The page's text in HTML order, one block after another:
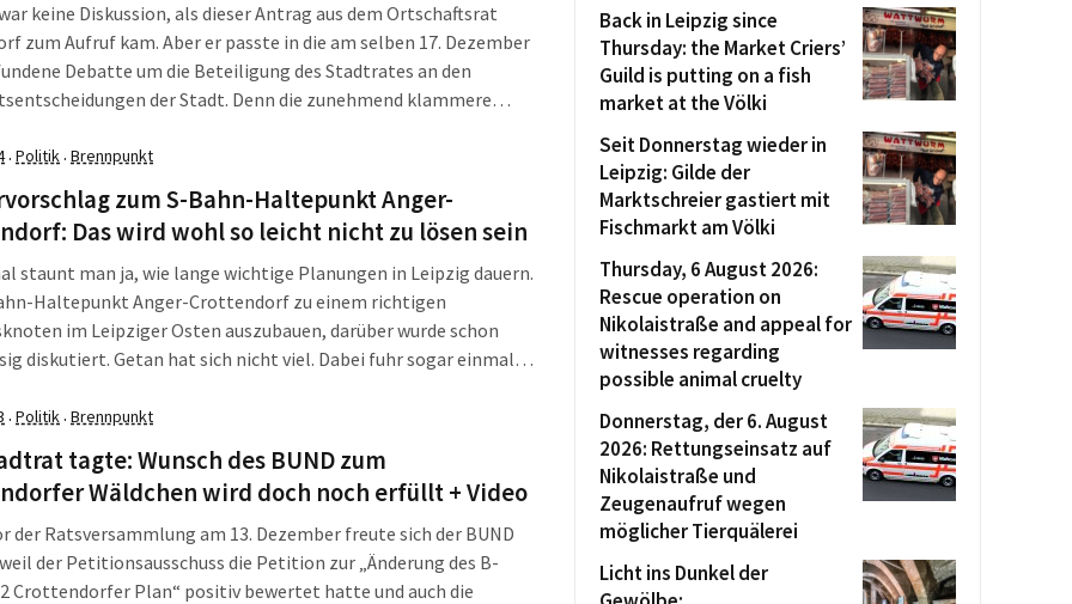
keine Diskussion, als dieser Antrag aus dem Ortschaftsrat
zum Aufruf kam. Aber er passte in die am selben 17. Dezember
Debatte um die Beteiligung des Stadtrates an den
der Stadt. Denn die zunehmend klammere
werden, auf deren […]
· Politik· Brennpunkt
zum S-Bahn-Haltepunkt Anger-
Das wird wohl so leicht nicht zu lösen sein
staunt man ja, wie lange wichtige Planungen in Leipzig dauern.
Haltepunkt Anger-Crottendorf zu einem richtigen
im Leipziger Osten auszubauen, darüber wurde schon
diskutiert. Getan hat sich nicht viel. Dabei fuhr sogar einmal
Aber nun könnten zwei […]
· Politik· Brennpunkt
tagte: Wunsch des BUND zum
Wäldchen wird doch noch erfüllt + Video
der Ratsversammlung am 13. Dezember freute sich der BUND
der Petitionsausschuss die Petition zur „Änderung des B-
Crottendorfer Plan“ positiv bewertet hatte und auch die
Back in Leipzig since
Thursday: the Market Criers’
Guild is putting on a fish
market at the Völki
Seit Donnerstag wieder in
Leipzig: Gilde der
Marktschreier gastiert mit
Fischmarkt am Völki
Thursday, 6 August 2026:
Rescue operation on
Nikolaistraße and appeal for
witnesses regarding
possible animal cruelty
Donnerstag, der 6. August
2026: Rettungseinsatz auf
Nikolaistraße und
Zeugenaufruf wegen
möglicher Tierquälerei
Licht ins Dunkel der